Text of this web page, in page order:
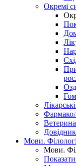
Окремі
Мови.
Мови.
Показати